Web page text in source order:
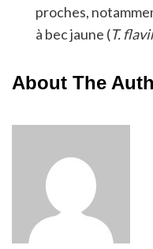
proches,
à bec jaune (T.
About The